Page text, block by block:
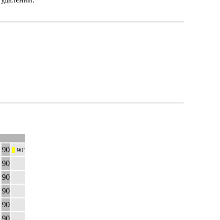
90 90'
90
90
90
90
90